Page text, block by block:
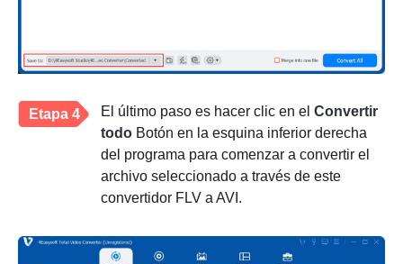
Etapa 4 El último paso es hacer clic en el Convertir
todo Botón en la esquina inferior derecha
del programa para comenzar a convertir el
archivo seleccionado a través de este
convertidor FLV a AVI.